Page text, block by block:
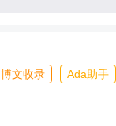
博文收录 Ada助手